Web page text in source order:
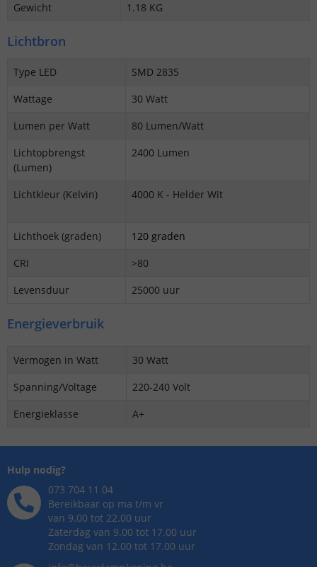
Gewicht
1.18 KG
Lichtbron
Type LED
SMD 2835
Wattage
30 Watt
Lumen per Watt
80 Lumen/Watt
Lichtopbrengst
(Lumen)
2400 Lumen
Lichtkleur (Kelvin) 4000 K - Helder Wit
Lichthoek (graden)
120 graden
CRI
>80
Levensduur
25000 uur
Energieverbruik
Vermogen in Watt
30 Watt
Spanning/Voltage
220-240 Volt
Energieklasse
A+
Hulp nodig?
073 704 11 04
Bereikbaar op ma t/m vr
van 9.00 tot 22.00 uur
Zaterdag van 9.00 tot 17.00 uur
Zondag van 12.00 tot 17.00 uur